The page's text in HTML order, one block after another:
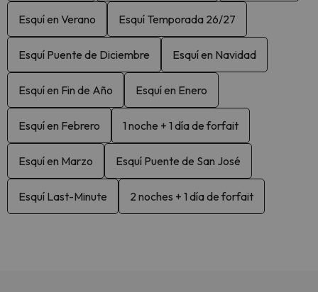
Esquí en Verano Esquí Temporada 26/27
Esquí Puente de Diciembre Esquí en Navidad
Esquí en Fin de Año Esquí en Enero
Esquí en Febrero 1 noche + 1 día de forfait
Esquí en Marzo Esquí Puente de San José
Esquí Last-Minute 2 noches + 1 día de forfait